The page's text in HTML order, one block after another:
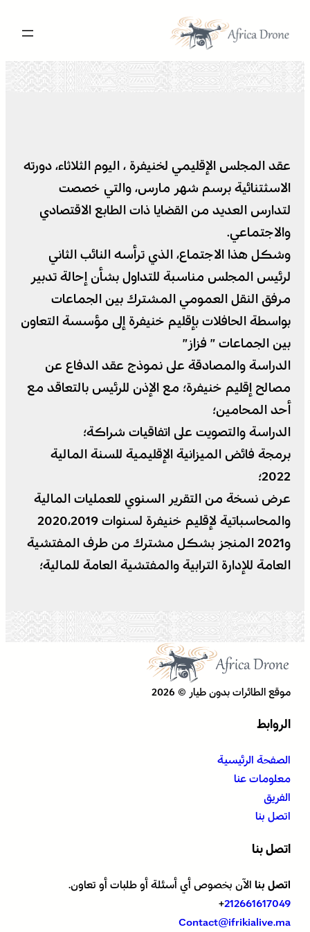
المحتوى
عقد المجلس الإقليمي لخنيفرة ، اليوم الثلاثاء، دورته
الاسثتنائية برسم شهر مارس، والتي خصصت
لتدارس العديد من القضايا ذات الطابع الاقتصادي
والاجتماعي.
وشكل هذا الاجتماع، الذي ترأسه النائب الثاني
لرئيس المجلس مناسبة للتداول بشأن إحالة تدبير
مرفق النقل العمومي المشترك بين الجماعات
بواسطة الحافلات بإقليم خنيفرة إلى مؤسسة التعاون
بين الجماعات ” فزاز”
الدراسة والمصادقة على نموذج عقد الدفاع عن
مصالح إقليم خنيفرة؛ مع الإذن للرئيس بالتعاقد مع
أحد المحامين؛
الدراسة والتصويت على اتفاقيات شراكة؛
برمجة فائض الميزانية الإقليمية للسنة المالية
2022؛
عرض نسخة من التقرير السنوي للعمليات المالية
والمحاسباتية لإقليم خنيفرة لسنوات 2020،2019
و2021 المنجز بشكل مشترك من طرف المفتشية
العامة للإدارة الترابية والمفتشية العامة للمالية؛
موقع الطائرات بدون طيار © 2026
الروابط
الصفحة الرئيسية
معلومات عنا
الفريق
اتصل بنا
اتصل بنا
اتصل بنا الآن بخصوص أي أسئلة أو طلبات أو تعاون.
212661617049
+
Contact@ifrikialive.ma